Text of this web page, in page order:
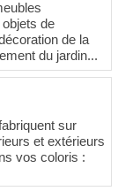
de
de la
du jardin...
sur
et extérieurs
vos coloris :